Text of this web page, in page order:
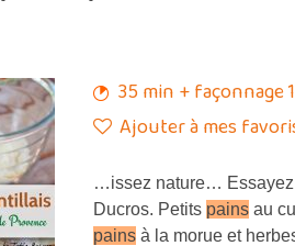
35 min + façonnage
Ajouter à mes
…issez nature… Essayez
Ducros. Petits pains au
pains à la morue et